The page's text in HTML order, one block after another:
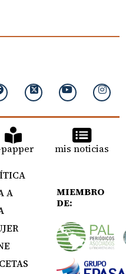
mis noticias
A
MIEMBRO
DE: